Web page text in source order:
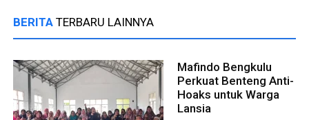
BERITA TERBARU LAINNYA
Mafindo Bengkulu
Perkuat Benteng Anti-
Hoaks untuk Warga
Lansia